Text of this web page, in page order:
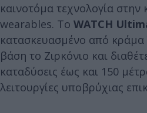
καινοτόμα τεχνολογία στην
wearables. Το WATCH
κατασκευασμένο από
βάση το Ζιρκόνιο και
καταδύσεις έως και 150
λειτουργίες υποβρύχιας